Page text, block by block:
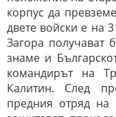
корпус да
двете войски е на
Загора получават
знаме и
командирът на
Калитин. След
предния отряд на